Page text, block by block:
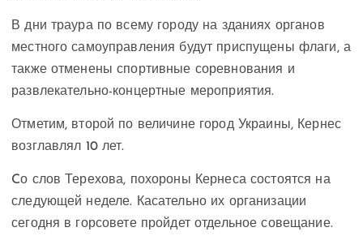
В дни траура по всему городу на зданиях органов
местного самоуправления будут приспущены флаги, а
также отменены спортивные соревнования и
развлекательно-концертные мероприятия.
Отметим, второй по величине город Украины, Кернес
возглавлял 10 лет.
Cо слов Терехова, похороны Кернеса состоятся на
следующей неделе. Касательно их организации
сегодня в горсовете пройдет отдельное совещание.